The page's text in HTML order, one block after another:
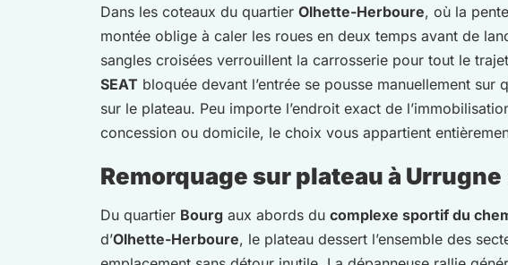
Dans les coteaux du quartier Olhette-Herboure, où la
montée oblige à caler les roues en deux temps avant de
sangles croisées verrouillent la carrosserie pour tout le
SEAT bloquée devant l’entrée se pousse manuellement
sur le plateau. Peu importe l’endroit exact de
concession ou domicile, le choix vous appartient
Remorquage sur plateau à
Du quartier Bourg aux abords du complexe sportif du
d’Olhette-Herboure, le plateau dessert l’ensemble des